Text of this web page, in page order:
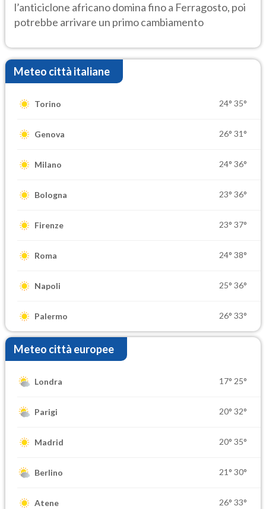
l’anticiclone africano domina fino a Ferragosto, poi
potrebbe arrivare un primo cambiamento
Meteo città italiane
Torino 24° 35°
Genova 26° 31°
Milano 24° 36°
Bologna 23° 36°
Firenze 23° 37°
Roma 24° 38°
Napoli 25° 36°
Palermo 26° 33°
Meteo città europee
Londra 17° 25°
Parigi 20° 32°
Madrid 20° 35°
Berlino 21° 30°
Atene 26° 33°